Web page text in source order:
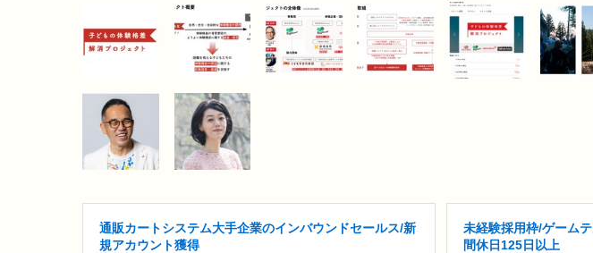
通販カートシステム大手企業のインバウンドセールス/新
規アカウント獲得
未経験採用枠/ゲーム
間休日125日以上